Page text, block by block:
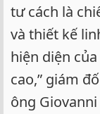
tư cách là
và thiết kế
hiện diện
cao,” giám
ông